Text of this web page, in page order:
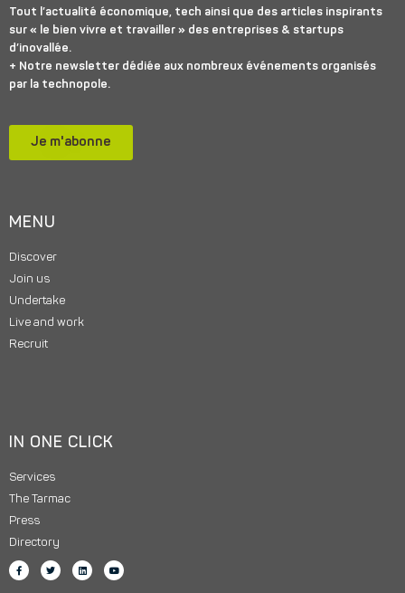
Tout l’actualité économique, tech ainsi que des articles inspirants
sur « le bien vivre et travailler » des entreprises & startups
d’inovallée.
+ Notre newsletter dédiée aux nombreux événements organisés
par la technopole.
Je m'abonne
MENU
Discover
Join us
Undertake
Live and work
Recruit
IN ONE CLICK
Services
The Tarmac
Press
Directory